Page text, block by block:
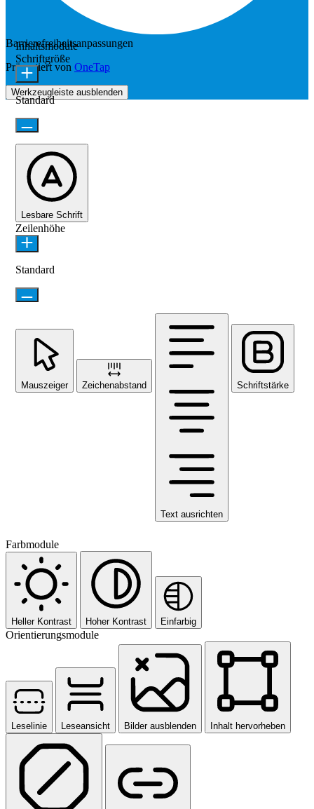
Barrierefreiheitsanpassungen
Präsentiert von OneTap
Werkzeugleiste ausblenden
Inhaltsmodule
Schriftgröße
Standard
Lesbare Schrift
Zeilenhöhe
Standard
Mauszeiger Zeichenabstand
Text ausrichten
Schriftstärke
Farbmodule
Heller Kontrast Hoher Kontrast Einfarbig
Orientierungsmodule
Leselinie Leseansicht Bilder ausblenden Inhalt hervorheben